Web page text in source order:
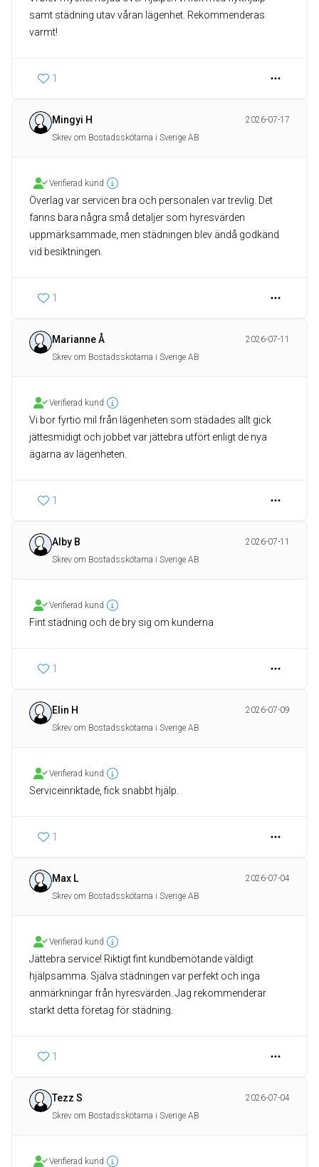
samt städning utav våran lägenhet. Rekommenderas
varmt!
1
Mingyi H
2026-07-17
Skrev om Bostadsskötarna i Sverige AB
Verifierad kund
Överlag var servicen bra och personalen var trevlig. Det
fanns bara några små detaljer som hyresvärden
uppmärksammade, men städningen blev ändå godkänd
vid besiktningen.
1
Marianne Å
2026-07-11
Skrev om Bostadsskötarna i Sverige AB
Verifierad kund
Vi bor fyrtio mil från lägenheten som städades allt gick
jättesmidigt och jobbet var jättebra utfört enligt de nya
ägarna av lägenheten.
1
Alby B
2026-07-11
Skrev om Bostadsskötarna i Sverige AB
Verifierad kund
Fint städning och de bry sig om kunderna
1
Elin H
2026-07-09
Skrev om Bostadsskötarna i Sverige AB
Verifierad kund
Serviceinriktade, fick snabbt hjälp.
1
Max L
2026-07-04
Skrev om Bostadsskötarna i Sverige AB
Verifierad kund
Jättebra service! Riktigt fint kundbemötande väldigt
hjälpsamma. Själva städningen var perfekt och inga
anmärkningar från hyresvärden. Jag rekommenderar
starkt detta företag för städning.
1
Tezz S
2026-07-04
Skrev om Bostadsskötarna i Sverige AB
Verifierad kund